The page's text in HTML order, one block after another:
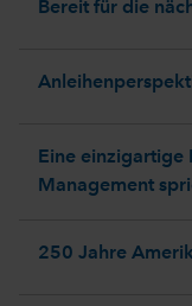
Bereit für die
Eine einzigartige
Management
250 Jahre